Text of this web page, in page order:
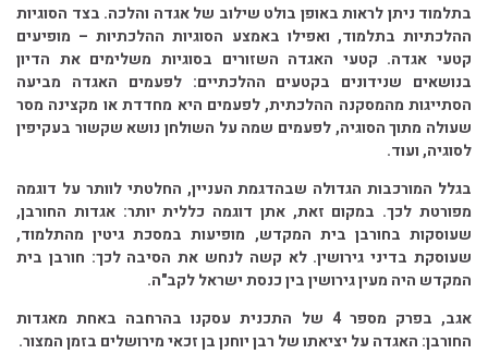
בתלמוד ניתן לראות באופן בולט שילוב של אגדה והלכה. בצד הסוגיות
ההלכתיות בתלמוד, ואפילו באמצע הסוגיות ההלכתיות – מופיעים
קטעי אגדה. קטעי האגדה השזורים בסוגיות משלימים את הדיון
בנושאים שנידונים בקטעים ההלכתיים: לפעמים האגדה מביעה
הסתייגות מהמסקנה ההלכתית, לפעמים היא מחדדת או מקצינה מסר
שעולה מתוך הסוגיה, לפעמים שמה על השולחן נושא שקשור בעקיפין
לסוגיה, ועוד.
בגלל המורכבות הגדולה שבהדגמת העניין, החלטתי לוותר על דוגמה
מפורטת לכך. במקום זאת, אתן דוגמה כללית יותר: אגדות החורבן,
שעוסקות בחורבן בית המקדש, מופיעות במסכת גיטין מהתלמוד,
שעוסקת בדיני גירושין. לא קשה לנחש את הסיבה לכך: חורבן בית
המקדש היה מעין גירושין בין כנסת ישראל לקב"ה.
אגב, בפרק מספר 4 של התכנית עסקנו בהרחבה באחת מאגדות
החורבן: האגדה על יציאתו של רבן יוחנן בן זכאי מירושלים בזמן המצור.